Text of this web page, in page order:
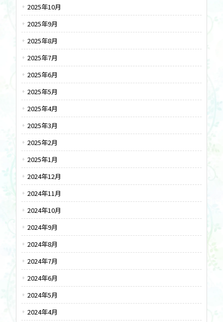
2025年10月
2025年9月
2025年8月
2025年7月
2025年6月
2025年5月
2025年4月
2025年3月
2025年2月
2025年1月
2024年12月
2024年11月
2024年10月
2024年9月
2024年8月
2024年7月
2024年6月
2024年5月
2024年4月